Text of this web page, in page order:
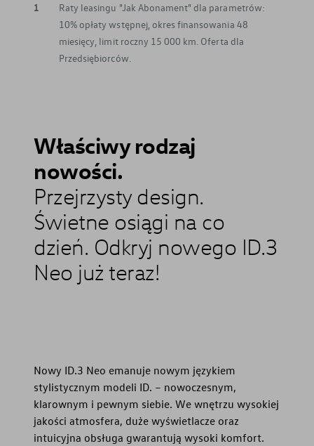
1
Raty leasingu "Jak Abonament" dla parametrów:
10% opłaty wstępnej, okres finansowania 48
miesięcy, limit roczny 15 000 km. Oferta dla
Przedsiębiorców.
Właściwy rodzaj
nowości.
Przejrzysty design.
Świetne osiągi na co
dzień. Odkryj nowego ID.3
Neo już teraz!
Nowy ID.3 Neo emanuje nowym językiem
stylistycznym modeli ID. – nowoczesnym,
klarownym i pewnym siebie. We wnętrzu wysokiej
jakości atmosfera, duże wyświetlacze oraz
intuicyjna obsługa gwarantują wysoki komfort.